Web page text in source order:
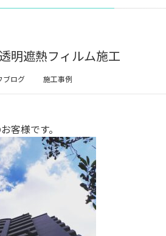
明遮熱フィルム施工
ブログ 施工事例
客様です。